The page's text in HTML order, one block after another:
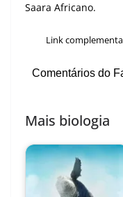
Saara Africano.
Link
Comentários do
Mais biologia